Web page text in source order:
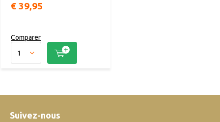
€ 39,95
Comparer
Suivez-nous